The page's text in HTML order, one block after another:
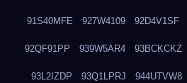
91S40MFE 927W4109 92D4V1SF
92QF91PP 939W5AR4 93BCKCKZ
93L2IZDP 93Q1LPRJ 944UTVW8